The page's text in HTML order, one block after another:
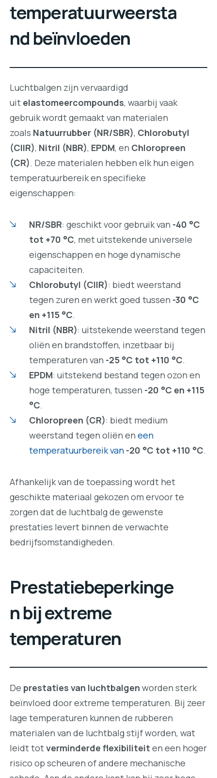
temperatuurweersta
nd beïnvloeden
Luchtbalgen zijn vervaardigd
uit elastomeercompounds, waarbij vaak
gebruik wordt gemaakt van materialen
zoals Natuurrubber (NR/SBR), Chlorobutyl
(CIIR), Nitril (NBR), EPDM, en Chloropreen
(CR). Deze materialen hebben elk hun eigen
temperatuurbereik en specifieke
eigenschappen:
NR/SBR: geschikt voor gebruik van -40 °C
tot +70 °C, met uitstekende universele
eigenschappen en hoge dynamische
capaciteiten.
Chlorobutyl (CIIR): biedt weerstand
tegen zuren en werkt goed tussen -30 °C
en +115 °C.
Nitril (NBR): uitstekende weerstand tegen
oliën en brandstoffen, inzetbaar bij
temperaturen van -25 °C tot +110 °C.
EPDM: uitstekend bestand tegen ozon en
hoge temperaturen, tussen -20 °C en +115
°C.
Chloropreen (CR): biedt medium
weerstand tegen oliën en een
temperatuurbereik van -20 °C tot +110 °C.
Afhankelijk van de toepassing wordt het
geschikte materiaal gekozen om ervoor te
zorgen dat de luchtbalg de gewenste
prestaties levert binnen de verwachte
bedrijfsomstandigheden.
Prestatiebeperkinge
n bij extreme
temperaturen
De prestaties van luchtbalgen worden sterk
beïnvloed door extreme temperaturen. Bij zeer
lage temperaturen kunnen de rubberen
materialen van de luchtbalg stijf worden, wat
leidt totverminderde flexibiliteit en een hoger
risico op scheuren of andere mechanische